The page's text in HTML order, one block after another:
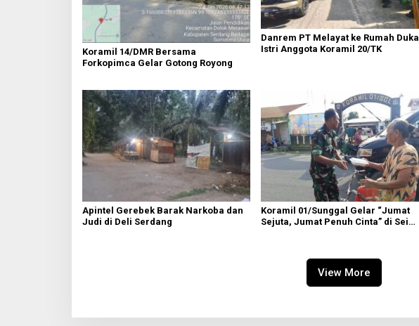
Koramil 14/DMR Bersama
Forkopimca Gelar Gotong Royong
Danrem PT Melayat ke Rumah Duka
Istri Anggota Koramil 20/TK
Apintel Gerebek Barak Narkoba dan
Judi di Deli Serdang
Koramil 01/Sunggal Gelar “Jumat
Sejuta, Jumat Penuh Cinta” di Sei
View More